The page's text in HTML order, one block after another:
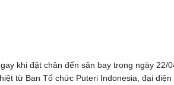
khi đặt chân đến sân bay trong ngày
từ Ban Tổ chức Puteri Indonesia, đại